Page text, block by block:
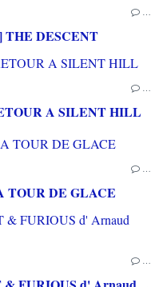
…
DESCENT
…
A SILENT HILL
…
DE GLACE
…